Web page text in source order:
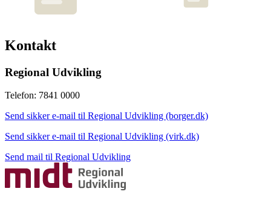
Kontakt
Regional Udvikling
Telefon: 7841 0000
Send sikker e-mail til Regional Udvikling (borger.dk)
Send sikker e-mail til Regional Udvikling (virk.dk)
Send mail til Regional Udvikling